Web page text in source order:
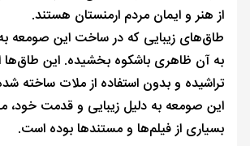
از هنر و ایمان مردم ارمنستان هستند.
طاق‌های زیبایی که در ساخت این صومعه به
به آن ظاهری باشکوه بخشیده. این طاق‌ها
تراشیده و بدون استفاده از ملات ساخته
این صومعه به دلیل زیبایی و قدمت خود،
بسیاری از فیلم‌ها و مستندها بوده است.